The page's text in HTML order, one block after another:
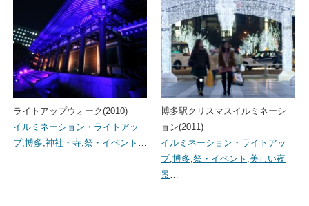
ライトアップウォーク(2010)
イルミネーション・ライトアッ
プ,博多,神社・寺,祭・イベント …
博多駅クリスマスイルミネーシ
ョン(2011)
イルミネーション・ライトアッ
プ,博多,祭・イベント ,美しい夜
景…